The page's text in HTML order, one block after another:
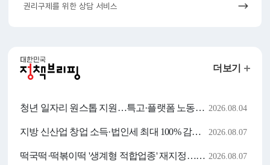
권리구제를 위한 상담 서비스
정책브리핑
뉴스
구성되어
있습니다.